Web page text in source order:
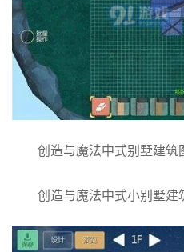
创造与魔法中式别墅建筑
创造与魔法中式小别墅建